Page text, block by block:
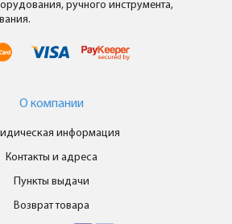
ручного инструмента,
О компании
информация
Контакты и адреса
Пункты выдачи
Возврат товара